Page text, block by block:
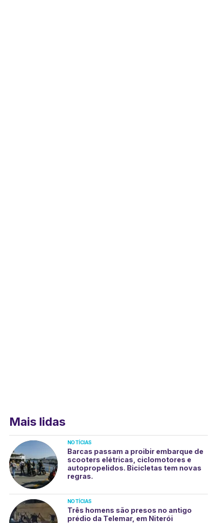
Mais lidas
NOTÍCIAS
Barcas passam a proibir embarque de
scooters elétricas, ciclomotores e
autopropelidos. Bicicletas tem novas
regras.
NOTÍCIAS
Três homens são presos no antigo
prédio da Telemar, em Niterói